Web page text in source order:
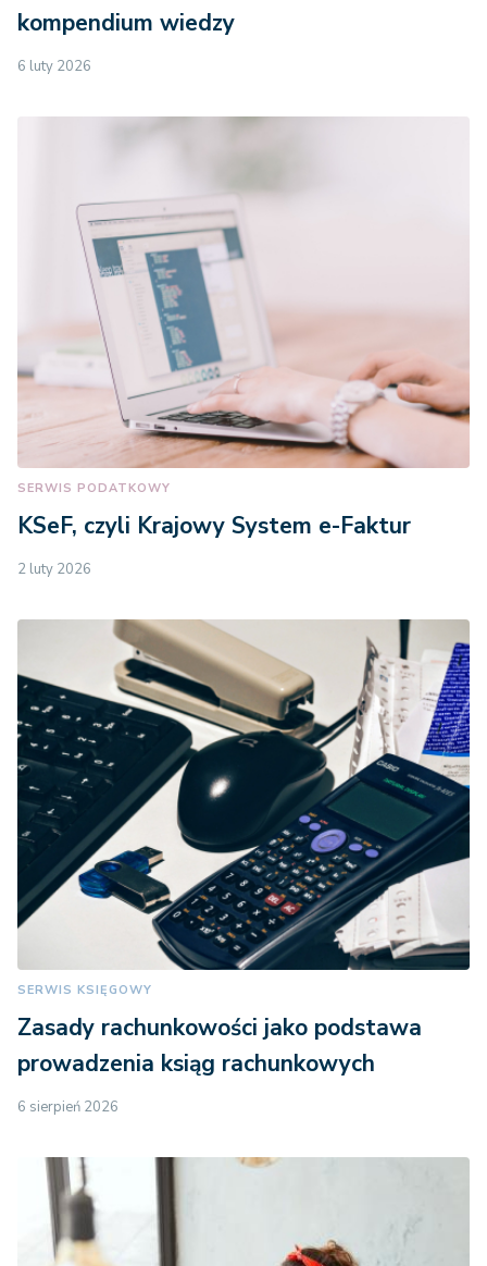
kompendium wiedzy
6 luty 2026
SERWIS PODATKOWY
KSeF, czyli Krajowy System e-Faktur
2 luty 2026
SERWIS KSIĘGOWY
Zasady rachunkowości jako podstawa
prowadzenia ksiąg rachunkowych
6 sierpień 2026